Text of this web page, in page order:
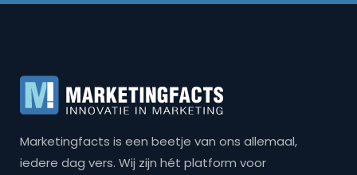
Marketingfacts is een beetje van ons allemaal,
iedere dag vers. Wij zijn hét platform voor